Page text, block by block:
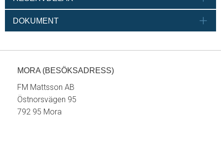
DOKUMENT
MORA (BESÖKSADRESS)
FM Mattsson AB
Östnorsvägen 95
792 95 Mora